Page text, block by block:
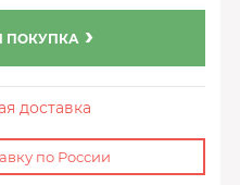
ПОКУПКА
доставка
по России